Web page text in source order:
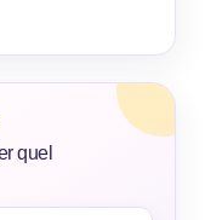
quel